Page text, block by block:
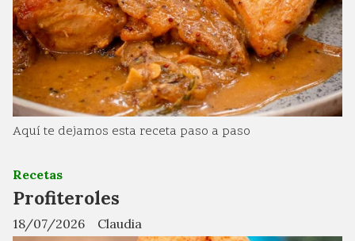
Aquí te dejamos esta receta paso a paso
Profiteroles
Claudia
Recetas
18/07/2026